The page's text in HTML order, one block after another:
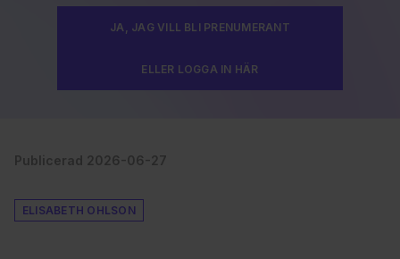
JA, JAG VILL BLI PRENUMERANT
ELLER LOGGA IN HÄR
Publicerad 2026-06-27
ELISABETH OHLSON